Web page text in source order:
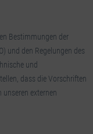
Bestimmungen der
und den Regelungen des
und
dass die Vorschriften
externen